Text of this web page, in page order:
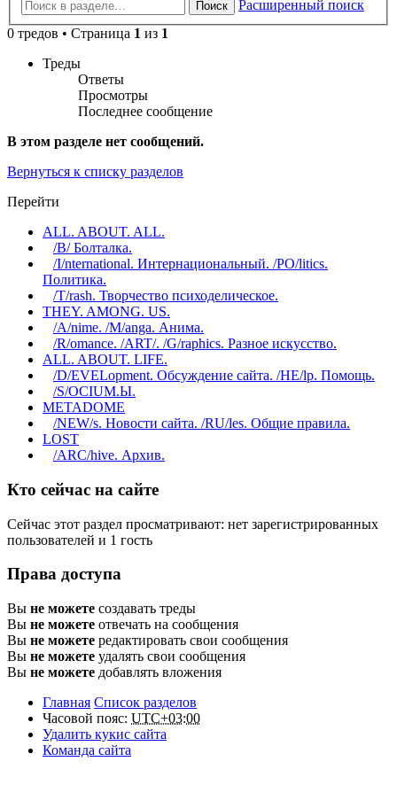
Поиск
Расширенный поиск
0 тредов • Страница 1 из 1
Треды
Ответы
Просмотры
Последнее сообщение
В этом разделе нет сообщений.
Вернуться к списку разделов
Перейти
ALL. ABOUT. ALL.
/B/ Болталка.
/I/nternational. Интернациональный. /PO/litics.
Политика.
/T/rash. Творчество психоделическое.
THEY. AMONG. US.
/A/nime. /M/anga. Анима.
/R/omance. /ART/. /G/raphics. Разное искусство.
ALL. ABOUT. LIFE.
/D/EVELopment. Обсуждение сайта. /HE/lp. Помощь.
/S/OCIUM.Ы.
METADOME
/NEW/s. Новости сайта. /RU/les. Общие правила.
LOST
/ARC/hive. Архив.
Кто сейчас на сайте
Сейчас этот раздел просматривают: нет зарегистрированных
пользователей и 1 гость
Права доступа
Вы не можете создавать треды
Вы не можете отвечать на сообщения
Вы не можете редактировать свои сообщения
Вы не можете удалять свои сообщения
Вы не можете добавлять вложения
Главная Список разделов
Часовой пояс: UTC+03:00
Удалить кукис сайта
Команда сайта